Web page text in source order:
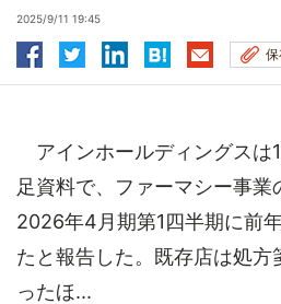
2025/9/11 19:45
アインホールディングスは
足資料で、ファーマシー事業
2026年4月期第1四半期に前
たと報告した。既存店は処方
ったほ...